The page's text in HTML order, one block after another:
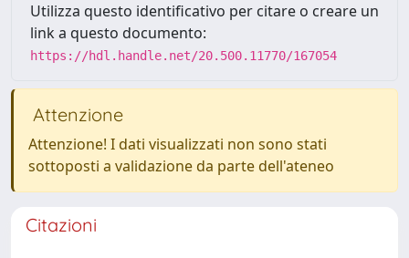
Utilizza questo identificativo per citare o creare un
link a questo documento:
https://hdl.handle.net/20.500.11770/167054
Attenzione
Attenzione! I dati visualizzati non sono stati
sottoposti a validazione da parte dell'ateneo
Citazioni